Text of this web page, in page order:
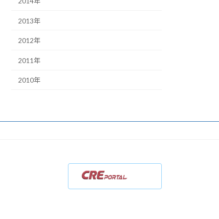
2013年
2012年
2011年
2010年